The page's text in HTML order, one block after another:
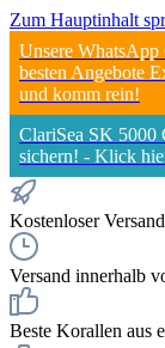
Zum Hauptinhalt
Unsere
besten Angebote
und komm rein!
ClariSea SK
sichern! - Klick
Kostenloser
Versand innerhalb
Beste Korallen aus